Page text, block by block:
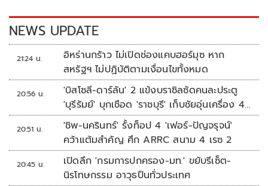
k k
NEWS UPDATE
21:24 น.
อิหร่านกร้าว ไม่เปิดช่องแคบฮอร์มุซ หาก
สหรัฐฯ ไม่ปฏิบัติตามเงื่อนไขทั้งหมด
20:56 น.
'บิสโซลี-ดาร์ลัน' 2 แข้งบราซิลซัดคนละประตู
'บุรีรัมย์' บุกเชือด 'ราชบุรี' เก็บชัยอุ่นเครื่อง 4
นัดรวด
20:51 น.
'ชิพ-นครินทร์' รั้งท็อป 4 'เฟอร์-ปัญจรุจน์'
คว้าแต้มสำคัญ ศึก ARRC สนาม 4 เรซ 2
20:45 น.
เปิดลึก 'กรมการปกครอง-มท.' ขยับรีเซ็ต-
นิรโทษกรรม อาวุธปืนทั่วประเทศ